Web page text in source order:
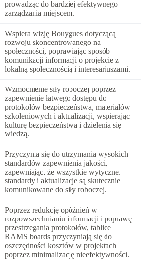
prowadząc do bardziej efektywnego
zarządzania miejscem.
Wspiera wizję Bouygues dotyczącą
rozwoju skoncentrowanego na
społeczności, poprawiając sposób
komunikacji informacji o projekcie z
lokalną społecznością i interesariuszami.
Wzmocnienie siły roboczej poprzez
zapewnienie łatwego dostępu do
protokołów bezpieczeństwa, materiałów
szkoleniowych i aktualizacji, wspierając
kulturę bezpieczeństwa i dzielenia się
wiedzą.
Przyczynia się do utrzymania wysokich
standardów zapewnienia jakości,
zapewniając, że wszystkie wytyczne,
standardy i aktualizacje są skutecznie
komunikowane do siły roboczej.
Poprzez redukcję opóźnień w
rozpowszechnianiu informacji i poprawę
przestrzegania protokołów, tablice
RAMS boards przyczyniają się do
oszczędności kosztów w projektach
poprzez minimalizację nieefektywności.